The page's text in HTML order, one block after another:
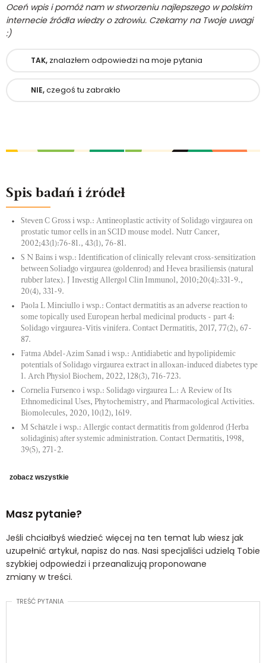
Oceń wpis i pomóż nam w stworzeniu najlepszego w polskim
internecie źródła wiedzy o zdrowiu. Czekamy na Twoje uwagi
:)
TAK, znalazłem odpowiedzi na moje pytania
NIE,czegoś tu zabrakło
Spis badań i źródeł
Steven C Gross i wsp.: Antineoplastic activity of Solidago virgaurea on
prostatic tumor cells in an SCID mouse model. Nutr Cancer,
2002;43(1):76-81., 43(1), 76-81.
S N Bains i wsp.: Identification of clinically relevant cross-sensitization
between Soliadgo virgaurea (goldenrod) and Hevea brasiliensis (natural
rubber latex). J Investig Allergol Clin Immunol, 2010;20(4):331-9.,
20(4), 331-9.
Paola L Minciullo i wsp.: Contact dermatitis as an adverse reaction to
some topically used European herbal medicinal products - part 4:
Solidago virgaurea-Vitis vinifera. Contact Dermatitis, 2017, 77(2), 67-
87.
Fatma Abdel-Azim Sanad i wsp.: Antidiabetic and hypolipidemic
potentials of Solidago virgaurea extract in alloxan-induced diabetes type
1. Arch Physiol Biochem, 2022, 128(3), 716-723.
Cornelia Fursenco i wsp.: Solidago virgaurea L.: A Review of Its
Ethnomedicinal Uses, Phytochemistry, and Pharmacological Activities.
Biomolecules, 2020, 10(12), 1619.
M Schätzle i wsp.: Allergic contact dermatitis from goldenrod (Herba
solidaginis) after systemic administration. Contact Dermatitis, 1998,
39(5), 271-2.
zobacz wszystkie
Masz pytanie?
Jeśli chciałbyś wiedzieć więcej na ten temat lub wiesz jak
uzupełnić artykuł, napisz do nas. Nasi specjaliści udzielą Tobie
szybkiej odpowiedzi i przeanalizują proponowane
zmiany w treści.
TREŚĆ PYTANIA